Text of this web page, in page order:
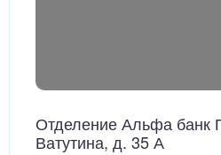
Отделение Альфа банк
Ватутина, д. 35 А